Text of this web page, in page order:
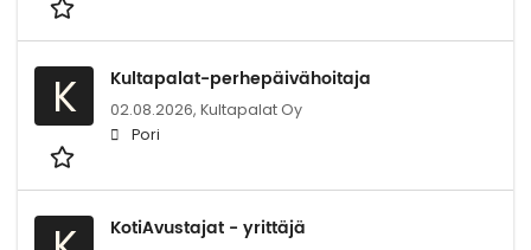
K Kultapalat-perhepäivähoitaja
02.08.2026, Kultapalat Oy
Pori
KotiAvustajat - yrittäjä